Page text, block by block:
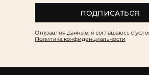
ПОДПИСАТЬСЯ
Отправляя данные, я соглашаюсь c
Политика конфиденциальности